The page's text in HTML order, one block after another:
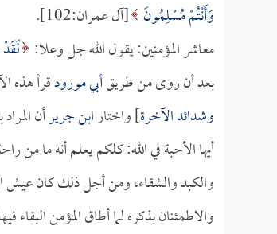
وَأَنْتُمْ مُسْلِمُونَ [آل عمران:102].
معاشر المؤمنين: يقول الله جل وعلا:
بعد أن روى من طريقأبي مورودقرأ هذه
وشدائد الآخرة] واختارابن جريرأن
أيها الأحبة في الله: كلكم يعلم أنه ما من
والكبد والشقاء، ومن أجل ذلك كان عيش
والاطمئنان بذكره لما أطاق المؤمن البقاء